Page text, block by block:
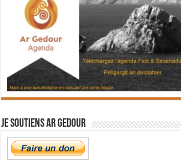
Je soutiens Ar Gedour